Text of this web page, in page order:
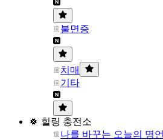
불면증
치매
기타
🍀 힐링 충전소
나를 바꾸는 오늘의 명언